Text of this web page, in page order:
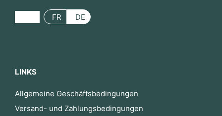
FR DE
LINKS
Allgemeine Geschäftsbedingungen
Versand- und Zahlungsbedingungen